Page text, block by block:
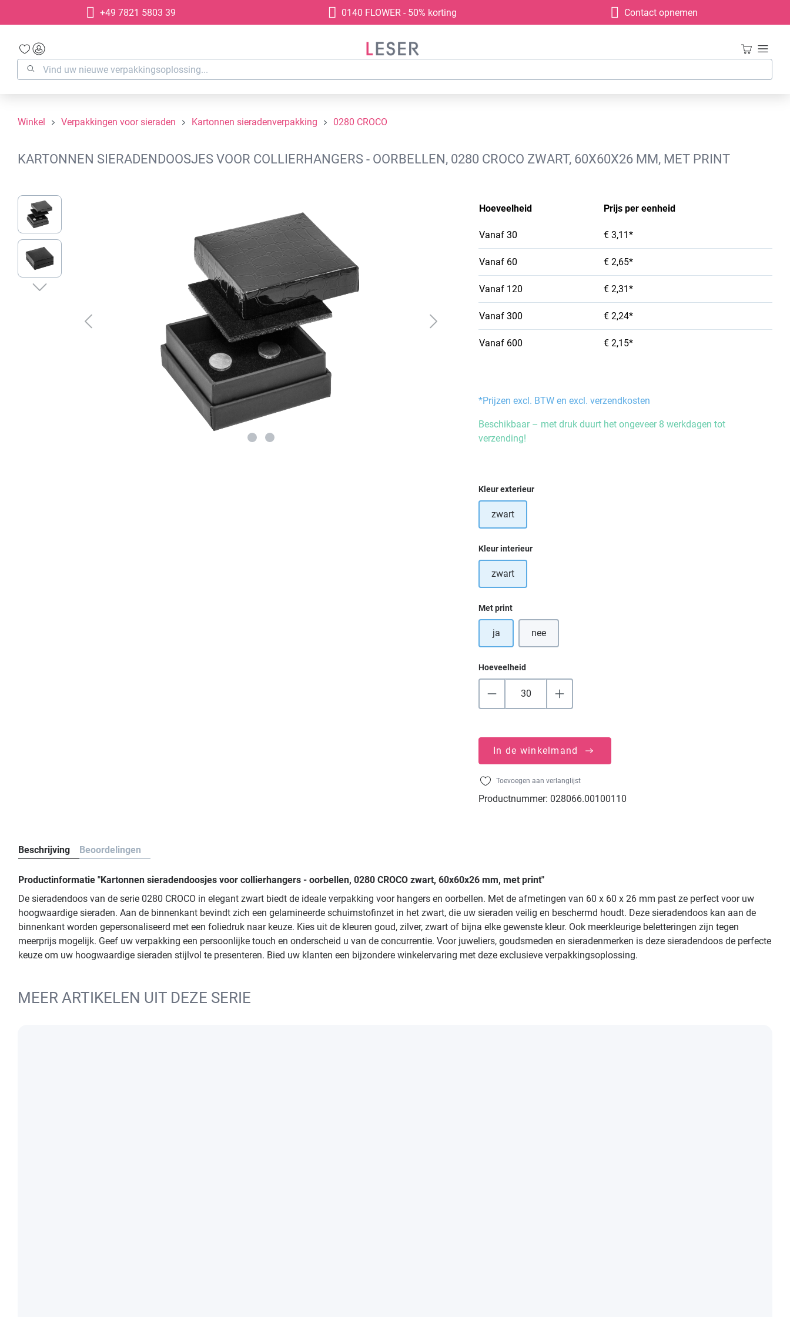
Ga naar de hoofdnavigatie
+49 7821 5803 39 0140 FLOWER - 50% korting Contact opnemen
Winkel Verpakkingen voor sieraden Kartonnen sieradenverpakking 0280 CROCO
KARTONNEN SIERADENDOOSJES VOOR COLLIERHANGERS - OORBELLEN, 0280 CROCO ZWART, 60X60X26 MM, MET PRINT
Afbeeldingengalerij overslaan
Hoeveelheid Prijs per eenheid
Vanaf 30 € 3,11*
Vanaf 60 € 2,65*
Vanaf 120 € 2,31*
Vanaf 300 € 2,24*
Vanaf 600 € 2,15*
*Prijzen excl. BTW en excl. verzendkosten
Beschikbaar – met druk duurt het ongeveer 8 werkdagen tot
verzending!
Selecteer
Kleur exterieur
zwart
Selecteer
Kleur interieur
zwart
Selecteer
Met print
ja nee
Hoeveelheid
In de winkelmand
Toevoegen aan verlanglijst
Productnummer: 028066.00100110
Beschrijving Beoordelingen
Productinformatie "Kartonnen sieradendoosjes voor collierhangers - oorbellen, 0280 CROCO zwart, 60x60x26 mm, met print"
De sieradendoos van de serie 0280 CROCO in elegant zwart biedt de ideale verpakking voor hangers en oorbellen. Met de afmetingen van 60 x 60 x 26 mm past ze perfect voor uw
hoogwaardige sieraden. Aan de binnenkant bevindt zich een gelamineerde schuimstofinzet in het zwart, die uw sieraden veilig en beschermd houdt. Deze sieradendoos kan aan de
binnenkant worden gepersonaliseerd met een foliedruk naar keuze. Kies uit de kleuren goud, zilver, zwart of bijna elke gewenste kleur. Ook meerkleurige beletteringen zijn tegen
meerprijs mogelijk. Geef uw verpakking een persoonlijke touch en onderscheid u van de concurrentie. Voor juweliers, goudsmeden en sieradenmerken is deze sieradendoos de perfecte
keuze om uw hoogwaardige sieraden stijlvol te presenteren. Bied uw klanten een bijzondere winkelervaring met deze exclusieve verpakkingsoplossing.
MEER ARTIKELEN UIT DEZE SERIE